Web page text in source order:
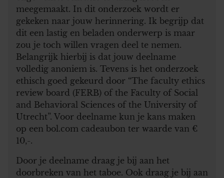
meegemaakt. In dit onderzoek wordt er
gekeken naar jouw herinnering. Ik begrijp dat
dit een lastig en beladen onderwerp is maar
zou je toch willen vragen deel te nemen.
Belangrijk hierbij is dat jouw deelname
volledig anoniem is. Tevens is het onderzoek
ethisch goed gekeurd door “The faculty ethics
review board (FERB) of the Faculty of Social
and Behavioral Sciences of the University of
Utrecht”. Voor deelname kun je kans maken
op een bol.com cadeaubon ter waarde van €
10,-.
Door je deelname draag je bij aan het
doorbreken van het taboe. Ook draag je bij aan